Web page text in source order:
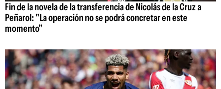
Fin de la novela de la transferencia de Nicolás de la Cruz a
Peñarol: "La operación no se podrá concretar en este
momento"